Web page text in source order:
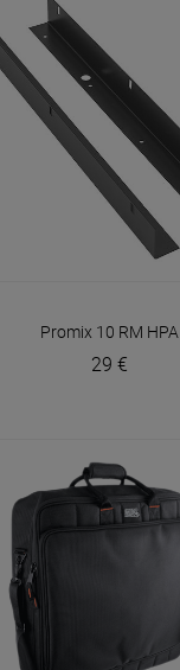
VOIR EN DÉTAIL
Promix 10 RM HPA
29 €